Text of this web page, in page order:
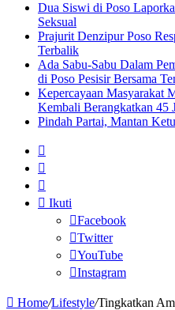
Dua Siswi di Poso
Seksual
Prajurit Denzipur Poso
Terbalik
Ada Sabu-Sabu Dalam
di Poso Pesisir Bersama
Kepercayaan Masyarakat
Kembali Berangkatkan 45
Pindah Partai, Mantan
In
Ikuti
Facebook
Twitter
YouTube
Instagram
Home/Lifestyle/Tingkatkan